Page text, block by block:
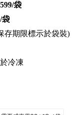
袋
袋
存期限標示於袋裝)
冷凍